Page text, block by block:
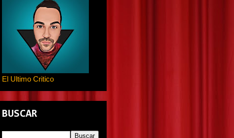
El Ultimo Critico
BUSCAR